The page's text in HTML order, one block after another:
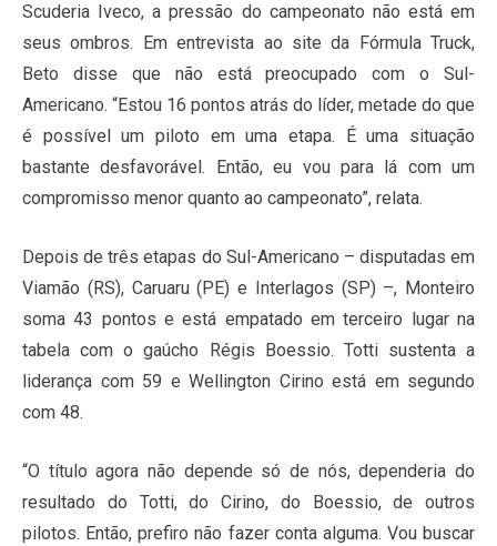
Scuderia Iveco, a pressão do campeonato não está em
seus ombros. Em entrevista ao site da Fórmula Truck,
Beto disse que não está preocupado com o Sul-
Americano. “Estou 16 pontos atrás do líder, metade do que
é possível um piloto em uma etapa. É uma situação
bastante desfavorável. Então, eu vou para lá com um
compromisso menor quanto ao campeonato”, relata.
Depois de três etapas do Sul-Americano – disputadas em
Viamão (RS), Caruaru (PE) e Interlagos (SP) –, Monteiro
soma 43 pontos e está empatado em terceiro lugar na
tabela com o gaúcho Régis Boessio. Totti sustenta a
liderança com 59 e Wellington Cirino está em segundo
com 48.
“O título agora não depende só de nós, dependeria do
resultado do Totti, do Cirino, do Boessio, de outros
pilotos. Então, prefiro não fazer conta alguma. Vou buscar